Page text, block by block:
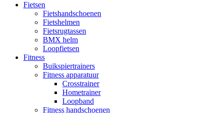
Fietsen
Fietshandschoenen
Fietshelmen
Fietsrugtassen
BMX helm
Loopfietsen
Fitness
Buikspiertrainers
Fitness apparatuur
Crosstrainer
Hometrainer
Loopband
Fitness handschoenen